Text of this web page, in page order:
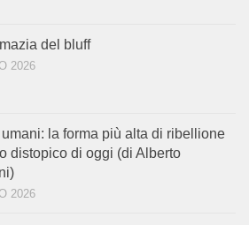
del bluff
2026
umani: la forma più alta di ribellione
distopico di oggi (di Alberto
2026